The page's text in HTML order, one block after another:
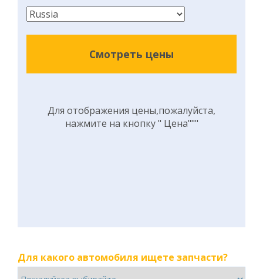
Смотреть цены
Для отображения цены,пожалуйста,
нажмите на кнопку " Цена"""
Для какого автомобиля ищете запчасти?